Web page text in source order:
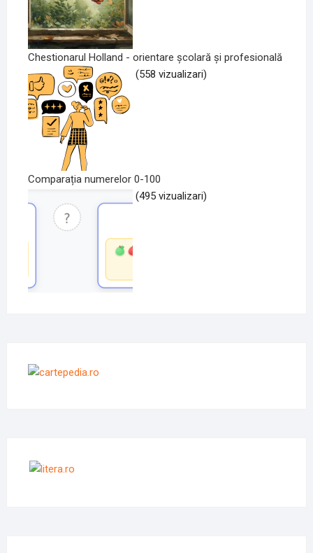
Chestionarul Holland - orientare școlară și profesională
(558 vizualizari)
Comparația numerelor 0-100
(495 vizualizari)